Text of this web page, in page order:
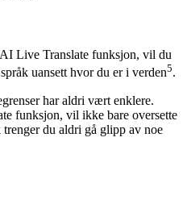
Live Translate funksjon, vil du
uansett hvor du er i verden5.
har aldri vært enklere.
funksjon, vil ikke bare oversette
du aldri gå glipp av noe